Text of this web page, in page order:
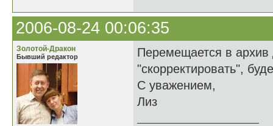
2006-08-24 00:06:35
Золотой-Дракон
Бывший редактор
Перемещается в
"скорректировать",
С уважением,
Лиз